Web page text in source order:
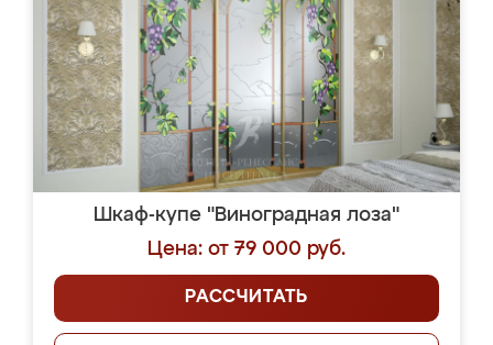
Шкаф-купе "Виноградная лоза"
Цена: от 79 000 руб.
РАССЧИТАТЬ